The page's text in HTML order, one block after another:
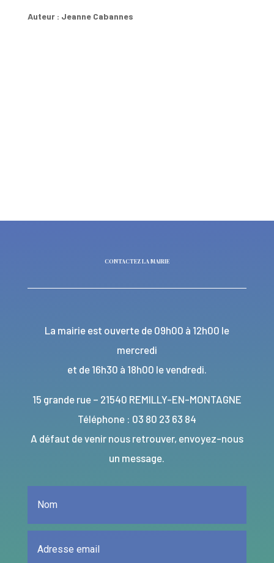
Auteur : Jeanne Cabannes
CONTACTEZ LA MAIRIE
La mairie est ouverte de 09h00 à 12h00 le
mercredi
et de 16h30 à 18h00 le vendredi.
15 grande rue – 21540 REMILLY-EN-MONTAGNE
Téléphone : 03 80 23 63 84
A défaut de venir nous retrouver, envoyez-nous
un message.